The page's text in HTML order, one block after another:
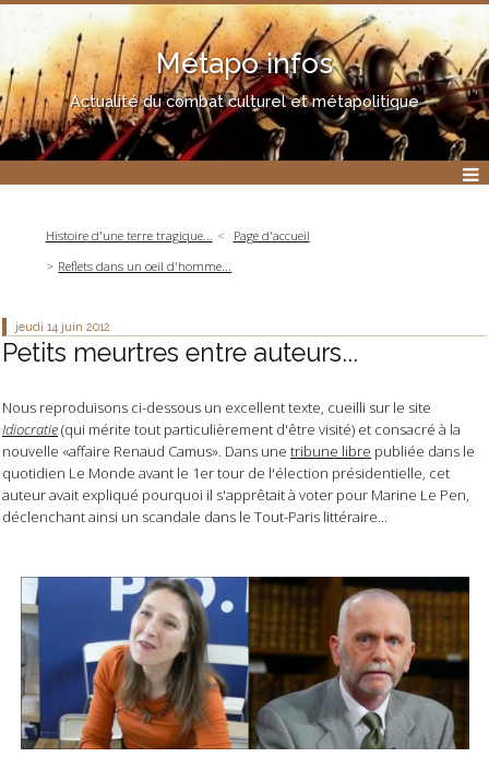
Métapo infos
Actualité du combat culturel et métapolitique
Histoire d'une terre tragique...
Page d'accueil
Reflets dans un oeil d'homme...
jeudi 14 juin 2012
Petits meurtres entre auteurs...
Nous reproduisons ci-dessous un excellent texte, cueilli sur le site
Idiocratie(qui mérite tout particulièrement d'être visité) et consacré à la
nouvelle «affaire Renaud Camus». Dans une tribune libre publiée dans le
quotidien Le Monde avant le 1er tour de l'élection présidentielle, cet
auteur avait expliqué pourquoi il s'apprêtait à voter pour Marine Le Pen,
déclenchant ainsi un scandale dans le Tout-Paris littéraire...